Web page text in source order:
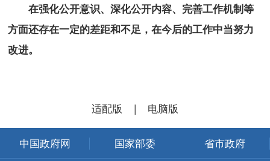
在强化公开意识、深化公开内容、完善工作机制等
方面还存在一定的差距和不足，在今后的工作中当努力
改进。
适配版 | 电脑版
中国政府网 国家部委 省市政府